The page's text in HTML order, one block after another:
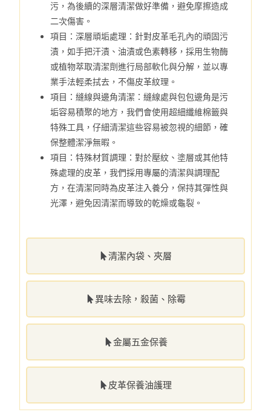
清潔內袋、夾層
異味去除，殺菌、除霉
金屬五金保養
皮革保養油護理
污，為後續的深層清潔做好準備，避免摩擦造成
二次傷害。
項目：深層頑垢處理：針對皮革毛孔內的頑固污
漬，如手把汗漬、油漬或色素轉移，採用生物酶
或植物萃取清潔劑進行局部軟化與分解，並以專
業手法輕柔拭去，不傷皮革紋理。
項目：縫線與邊角清潔：縫線處與包包邊角是污
垢容易積聚的地方，我們會使用超細纖維棉籤與
特殊工具，仔細清潔這些容易被忽視的細節，確
保整體潔淨無暇。
項目：特殊材質調理：對於壓紋、塗層或其他特
殊處理的皮革，我們採用專屬的清潔與調理配
方，在清潔同時為皮革注入養分，保持其彈性與
光澤，避免因清潔而導致的乾燥或龜裂。